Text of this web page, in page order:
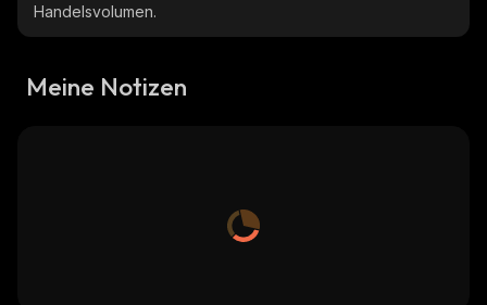
Handelsvolumen.
Meine Notizen